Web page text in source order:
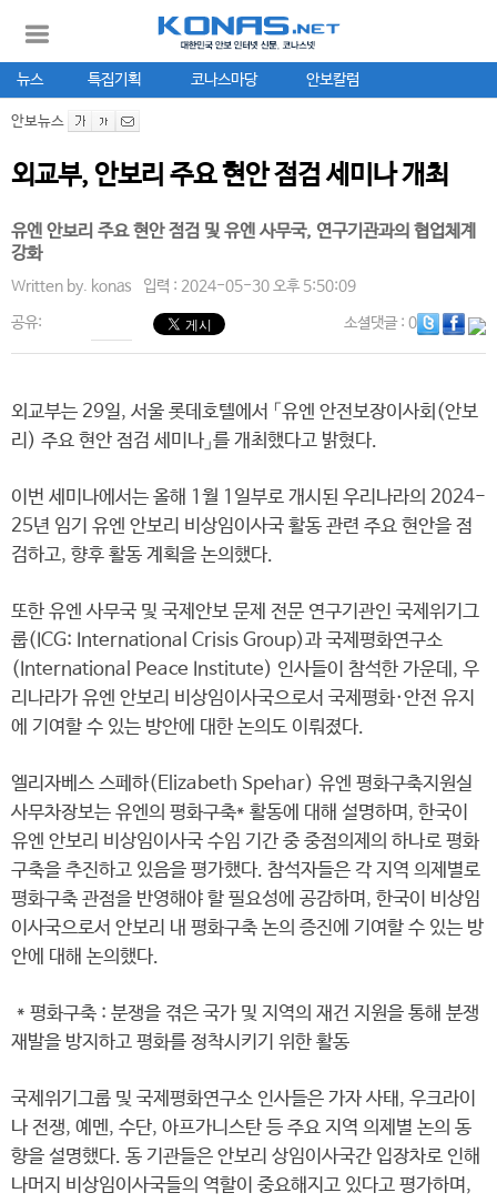
뉴스 특집기획 코나스마당 안보칼럼
안보뉴스
외교부, 안보리 주요 현안 점검 세미나 개최
유엔 안보리 주요 현안 점검 및 유엔 사무국, 연구기관과의 협업체계
강화
Written by. konas 입력 : 2024-05-30 오후 5:50:09
공유: 소셜댓글: 0
외교부는 29일, 서울 롯데호텔에서 「유엔 안전보장이사회(안보
리) 주요 현안 점검 세미나」를 개최했다고 밝혔다.
이번 세미나에서는 올해 1월 1일부로 개시된 우리나라의 2024-
25년 임기 유엔 안보리 비상임이사국 활동 관련 주요 현안을 점
검하고, 향후 활동 계획을 논의했다.
또한 유엔 사무국 및 국제안보 문제 전문 연구기관인 국제위기그
룹(ICG: International Crisis Group)과 국제평화연구소
(International Peace Institute) 인사들이 참석한 가운데, 우
리나라가 유엔 안보리 비상임이사국으로서 국제평화·안전 유지
에 기여할 수 있는 방안에 대한 논의도 이뤄졌다.
엘리자베스 스페하(Elizabeth Spehar) 유엔 평화구축지원실
사무차장보는 유엔의 평화구축* 활동에 대해 설명하며, 한국이
유엔 안보리 비상임이사국 수임 기간 중 중점의제의 하나로 평화
구축을 추진하고 있음을 평가했다. 참석자들은 각 지역 의제별로
평화구축 관점을 반영해야 할 필요성에 공감하며, 한국이 비상임
이사국으로서 안보리 내 평화구축 논의 증진에 기여할 수 있는 방
안에 대해 논의했다.
* 평화구축 : 분쟁을 겪은 국가 및 지역의 재건 지원을 통해 분쟁
재발을 방지하고 평화를 정착시키기 위한 활동
국제위기그룹 및 국제평화연구소 인사들은 가자 사태, 우크라이
나 전쟁, 예멘, 수단, 아프가니스탄 등 주요 지역 의제별 논의 동
향을 설명했다. 동 기관들은 안보리 상임이사국간 입장차로 인해
나머지 비상임이사국들의 역할이 중요해지고 있다고 평가하며,